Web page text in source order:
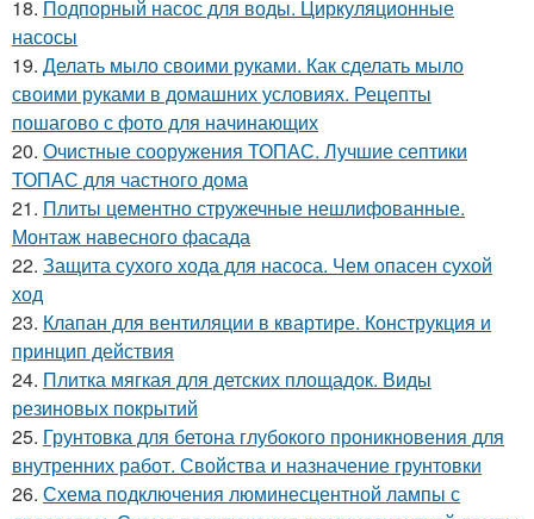
18. Подпорный насос для воды. Циркуляционные
насосы
19. Делать мыло своими руками. Как сделать мыло
своими руками в домашних условиях. Рецепты
пошагово с фото для начинающих
20. Очистные сооружения ТОПАС. Лучшие септики
ТОПАС для частного дома
21. Плиты цементно стружечные нешлифованные.
Монтаж навесного фасада
22. Защита сухого хода для насоса. Чем опасен сухой
ход
23. Клапан для вентиляции в квартире. Конструкция и
принцип действия
24. Плитка мягкая для детских площадок. Виды
резиновых покрытий
25. Грунтовка для бетона глубокого проникновения для
внутренних работ. Свойства и назначение грунтовки
26. Схема подключения люминесцентной лампы с